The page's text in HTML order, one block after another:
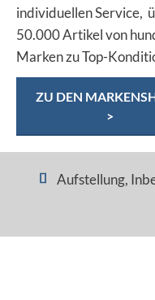
individuellen Service,
50.000 Artikel von
Marken zu Top-
ZU DEN
>
Aufstellung,